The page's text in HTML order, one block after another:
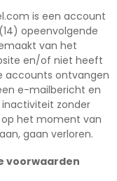
is een account
opeenvolgende
van het
en/of niet heeft
accounts ontvangen
e-mailbericht en
zonder
op het moment van
gaan verloren.
voorwaarden